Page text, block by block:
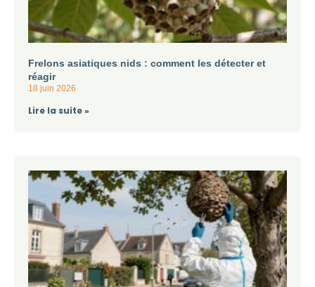
Frelons asiatiques nids : comment les détecter et
réagir
18 juin 2026
Lire la suite »